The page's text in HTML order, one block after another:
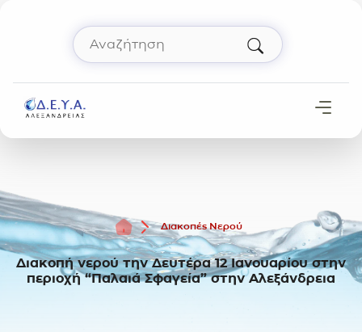
Αναζήτηση
ΑρχικήΔιακοπές Νερού
Διακοπή νερού την Δευτέρα 12 Ιανουαρίου στην
περιοχή “Παλαιά Σφαγεία” στην Αλεξάνδρεια